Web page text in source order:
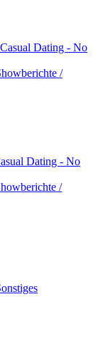
Dating - No
/
Dating - No
/